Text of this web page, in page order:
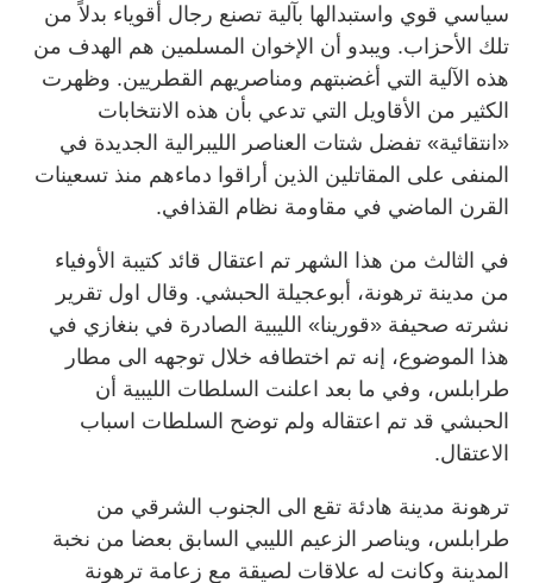
سياسي قوي واستبدالها بآلية تصنع رجال أقوياء بدلاً من
تلك الأحزاب. ويبدو أن الإخوان المسلمين هم الهدف من
هذه الآلية التي أغضبتهم ومناصريهم القطريين. وظهرت
الكثير من الأقاويل التي تدعي بأن هذه الانتخابات
«انتقائية» تفضل شتات العناصر الليبرالية الجديدة في
المنفى على المقاتلين الذين أراقوا دماءهم منذ تسعينات
القرن الماضي في مقاومة نظام القذافي.
في الثالث من هذا الشهر تم اعتقال قائد كتيبة الأوفياء
من مدينة ترهونة، أبوعجيلة الحبشي. وقال اول تقرير
نشرته صحيفة «قورينا» الليبية الصادرة في بنغازي في
هذا الموضوع، إنه تم اختطافه خلال توجهه الى مطار
طرابلس، وفي ما بعد اعلنت السلطات الليبية أن
الحبشي قد تم اعتقاله ولم توضح السلطات اسباب
الاعتقال.
ترهونة مدينة هادئة تقع الى الجنوب الشرقي من
طرابلس، ويناصر الزعيم الليبي السابق بعضا من نخبة
المدينة وكانت له علاقات لصيقة مع زعامة ترهونة